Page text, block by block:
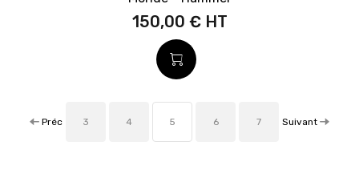
150,00 €
Préc 3 4 5 6 7 Suivant